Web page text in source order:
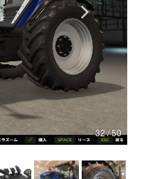
32 / 50